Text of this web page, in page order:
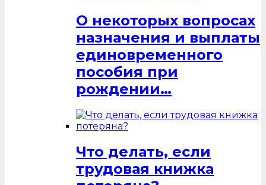
О некоторых вопросах
назначения и выплаты
единовременного
пособия при
рождении…
Что делать, если
трудовая книжка